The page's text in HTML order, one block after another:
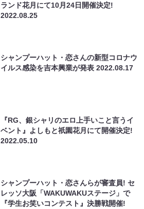
ランド花月にて10月24日開催決定!
2022.08.25
シャンプーハット・恋さんの新型コロナウ
イルス感染を吉本興業が発表2022.08.17
『RG、銀シャリのエロ上手いこと言うイ
ベント』よしもと祇園花月にて開催決定!
2022.05.10
シャンプーハット・恋さんらが審査員! セ
レッソ大阪「WAKUWAKUステージ」で
『学生お笑いコンテスト』決勝戦開催!